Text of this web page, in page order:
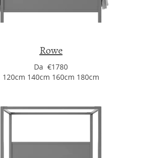
Rowe
Da €1780
120cm 140cm 160cm 180cm